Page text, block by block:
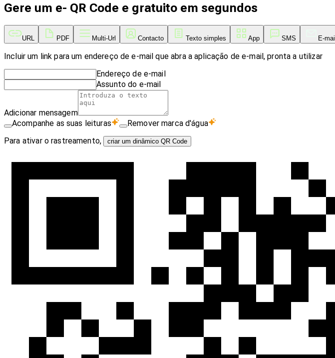
Gere um e- QR Code e gratuito em segundos
URL PDF Multi-Url Contacto Texto simples App SMS E-mail
Incluir um link para um endereço de e-mail que abra a aplicação de e-mail, pronta a utilizar
Endereço de e-mail
Assunto do e-mail
Adicionar mensagem
Acompanhe as suas leituras
Remover marca d'água
Para ativar o rastreamento,
criar um dinâmico QR Code